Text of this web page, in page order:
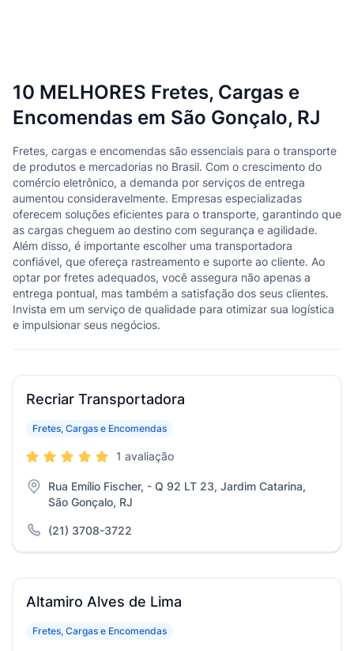
10 MELHORES Fretes, Cargas e
Encomendas em São Gonçalo, RJ
Fretes, cargas e encomendas são essenciais para o transporte
de produtos e mercadorias no Brasil. Com o crescimento do
comércio eletrônico, a demanda por serviços de entrega
aumentou consideravelmente. Empresas especializadas
oferecem soluções eficientes para o transporte, garantindo que
as cargas cheguem ao destino com segurança e agilidade.
Além disso, é importante escolher uma transportadora
confiável, que ofereça rastreamento e suporte ao cliente. Ao
optar por fretes adequados, você assegura não apenas a
entrega pontual, mas também a satisfação dos seus clientes.
Invista em um serviço de qualidade para otimizar sua logística
e impulsionar seus negócios.
Recriar Transportadora
Fretes, Cargas e Encomendas
1 avaliação
Rua Emílio Fischer, - Q 92 LT 23, Jardim Catarina,
São Gonçalo, RJ
(21) 3708-3722
Altamiro Alves de Lima
Fretes, Cargas e Encomendas